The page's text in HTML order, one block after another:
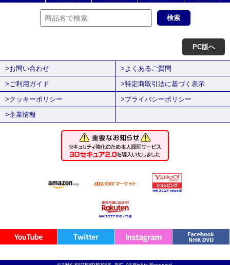
PC版へ
>お問い合わせ
>よくあるご質問
>ご利用ガイド
>特定商取引法に基づく表示
>クッキーポリシー
>プライバシーポリシー
>企業情報